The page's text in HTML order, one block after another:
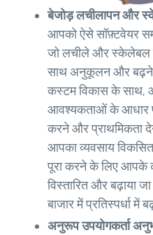
बेजोड़ लचीलापन और
आपको ऐसे सॉफ़्टवेयर
जो लचीले और स्केलेबल
साथ अनुकूलन और बढ़ने
कस्टम विकास के साथ,
आवश्यकताओं के आधार
करने और प्राथमिकता
आपका व्यवसाय
पूरा करने के लिए आपके
विस्तारित और बढ़ाया
बाजार में प्रतिस्पर्धा में
अनुरूप उपयोगकर्ता